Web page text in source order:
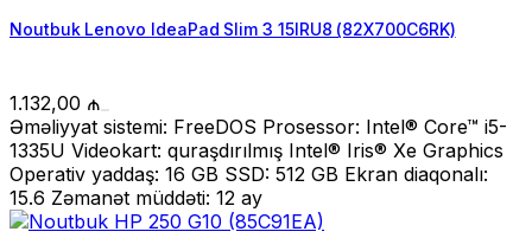
Noutbuk Lenovo IdeaPad Slim 3 15IRU8 (82X700C6RK)
1.132,00 ₼
Əməliyyat sistemi: FreeDOS Prosessor: Intel® Core™ i5-
1335U Videokart: quraşdırılmış Intel® Iris® Xe Graphics
Operativ yaddaş: 16 GB SSD: 512 GB Ekran diaqonalı:
15.6 Zəmanət müddəti: 12 ay